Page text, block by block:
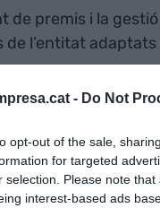
- Do Not
opt-out of the sale,
for targeted
selection. Please note
interest-based ads
premis i la gestió
l’entitat adaptats
a assessorar
per